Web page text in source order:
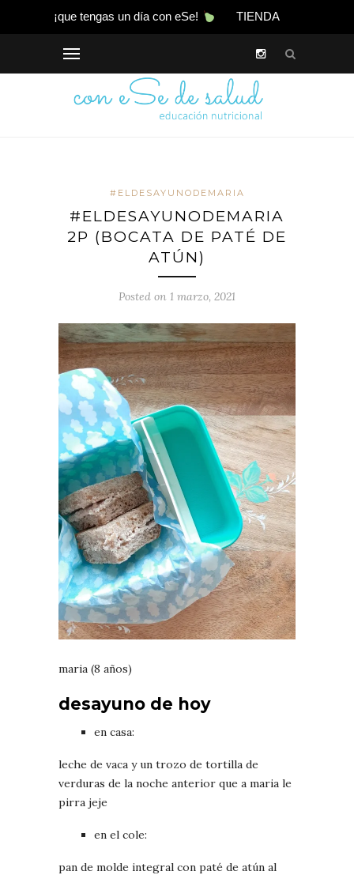
¡que tengas un día con eSe! TIENDA
#ELDESAYUNODEMARIA
#ELDESAYUNODEMARIA
2P (BOCATA DE PATÉ DE
ATÚN)
Posted on 1 marzo, 2021
maria (8 años)
desayuno de hoy
en casa:
leche de vaca y un trozo de tortilla de
verduras de la noche anterior que a maria le
pirra jeje
en el cole:
pan de molde integral con paté de atún al